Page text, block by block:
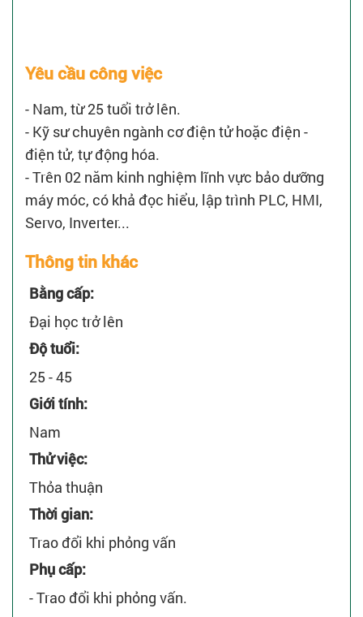
Yêu cầu công việc
- Nam, từ 25 tuổi trở lên.
- Kỹ sư chuyên ngành cơ điện tử hoặc điện -
điện tử, tự động hóa.
- Trên 02 năm kinh nghiệm lĩnh vực bảo dưỡng
máy móc, có khả đọc hiểu, lập trình PLC, HMI,
Servo, Inverter...
Thông tin khác
Bằng cấp:
Đại học trở lên
Độ tuổi:
25 - 45
Giới tính:
Nam
Thử việc:
Thỏa thuận
Thời gian:
Trao đổi khi phỏng vấn
Phụ cấp:
- Trao đổi khi phỏng vấn.